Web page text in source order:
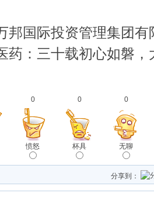
邦国际投资管理集团
药：三十载初心如磐
0
愤怒
0
杯具
0
无聊
分享到：